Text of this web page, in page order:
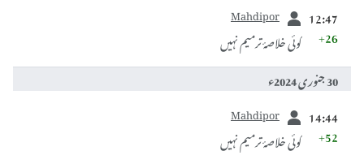
12:47
Mahdipor
+26 کوئی خلاصۂ ترمیم نہیں
30 جنوری 2024ء
14:44
Mahdipor
+52 کوئی خلاصۂ ترمیم نہیں